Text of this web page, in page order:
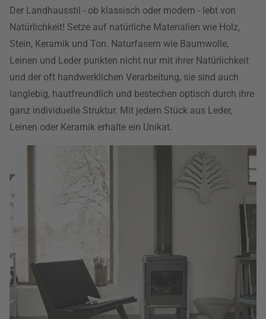
Der Landhausstil - ob klassisch oder modern - lebt von
Natürlichkeit! Setze auf natürliche Materialien wie Holz,
Stein, Keramik und Ton. Naturfasern wie Baumwolle,
Leinen und Leder punkten nicht nur mit ihrer Natürlichkeit
und der oft handwerklichen Verarbeitung, sie sind auch
langlebig, hautfreundlich und bestechen optisch durch ihre
ganz individuelle Struktur. Mit jedem Stück aus Leder,
Leinen oder Keramik erhalte ein Unikat.